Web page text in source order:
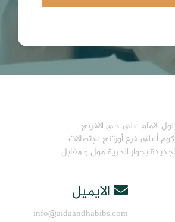
الجديدة بجوار الحرية مول و مقابل
الايميل
info@aidaandhabibs.com